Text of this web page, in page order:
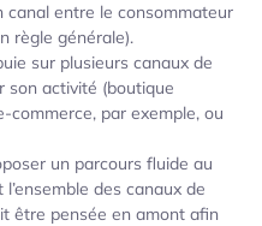
canal entre le consommateur
règle générale).
sur plusieurs canaux de
son activité (boutique
commerce, par exemple, ou
un parcours fluide au
des canaux de
être pensée en amont afin